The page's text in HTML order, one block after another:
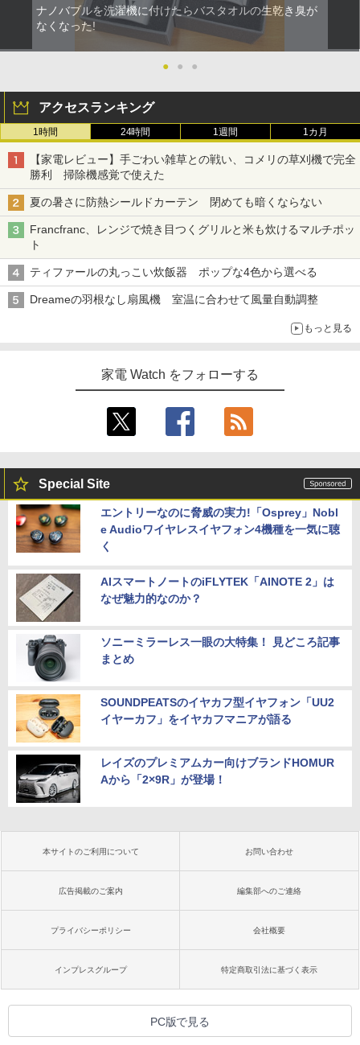
ナノバブルを洗濯機に付けたらバスタオルの生乾き臭が
なくなった!
● ● ●
アクセスランキング
1時間 24時間 1週間 1カ月
【家電レビュー】手ごわい雑草との戦い、コメリの草刈機で完全
勝利 掃除機感覚で使えた
夏の暑さに防熱シールドカーテン 閉めても暗くならない
Francfranc、レンジで焼き目つくグリルと米も炊けるマルチポッ
ト
ティファールの丸っこい炊飯器 ポップな4色から選べる
Dreameの羽根なし扇風機 室温に合わせて風量自動調整
もっと見る
家電 Watch をフォローする
Special Site
エントリーなのに脅威の実力!「Osprey」Nobl
e Audioワイヤレスイヤフォン4機種を一気に聴
く
AIスマートノートのiFLYTEK「AINOTE 2」は
なぜ魅力的なのか？
ソニーミラーレス一眼の大特集！ 見どころ記事
まとめ
SOUNDPEATSのイヤカフ型イヤフォン「UU2
イヤーカフ」をイヤカフマニアが語る
レイズのプレミアムカー向けブランドHOMUR
Aから「2×9R」が登場！
本サイトのご利用について お問い合わせ
広告掲載のご案内 編集部へのご連絡
プライバシーポリシー 会社概要
インプレスグループ 特定商取引法に基づく表示
PC版で見る